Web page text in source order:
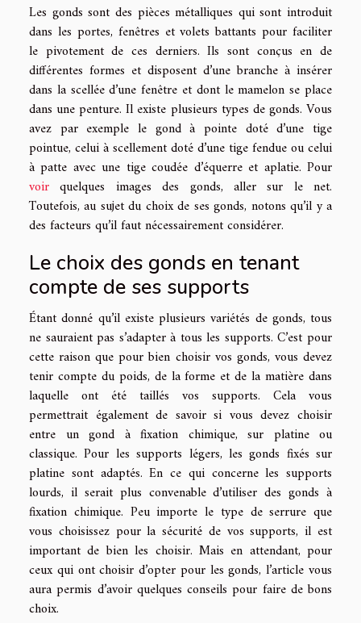
Les gonds sont des pièces métalliques qui sont introduit
dans les portes, fenêtres et volets battants pour faciliter
le pivotement de ces derniers. Ils sont conçus en de
différentes formes et disposent d’une branche à insérer
dans la scellée d’une fenêtre et dont le mamelon se place
dans une penture. Il existe plusieurs types de gonds. Vous
avez par exemple le gond à pointe doté d’une tige
pointue, celui à scellement doté d’une tige fendue ou celui
à patte avec une tige coudée d’équerre et aplatie. Pour
voir quelques images des gonds, aller sur le net.
Toutefois, au sujet du choix de ses gonds, notons qu’il y a
des facteurs qu’il faut nécessairement considérer.
Le choix des gonds en tenant
compte de ses supports
Étant donné qu’il existe plusieurs variétés de gonds, tous
ne sauraient pas s’adapter à tous les supports. C’est pour
cette raison que pour bien choisir vos gonds, vous devez
tenir compte du poids, de la forme et de la matière dans
laquelle ont été taillés vos supports. Cela vous
permettrait également de savoir si vous devez choisir
entre un gond à fixation chimique, sur platine ou
classique. Pour les supports légers, les gonds fixés sur
platine sont adaptés. En ce qui concerne les supports
lourds, il serait plus convenable d’utiliser des gonds à
fixation chimique. Peu importe le type de serrure que
vous choisissez pour la sécurité de vos supports, il est
important de bien les choisir. Mais en attendant, pour
ceux qui ont choisir d’opter pour les gonds, l’article vous
aura permis d’avoir quelques conseils pour faire de bons
choix.